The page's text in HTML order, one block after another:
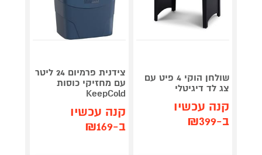
שולחן הוקי 4 פיט עם
צג לד דיגיטלי
קנה עכשיו
ב-₪399
צידנית פרמיום 24 ליטר
עם מחזיקי כוסות
KeepCold
קנה עכשיו
ב-₪169